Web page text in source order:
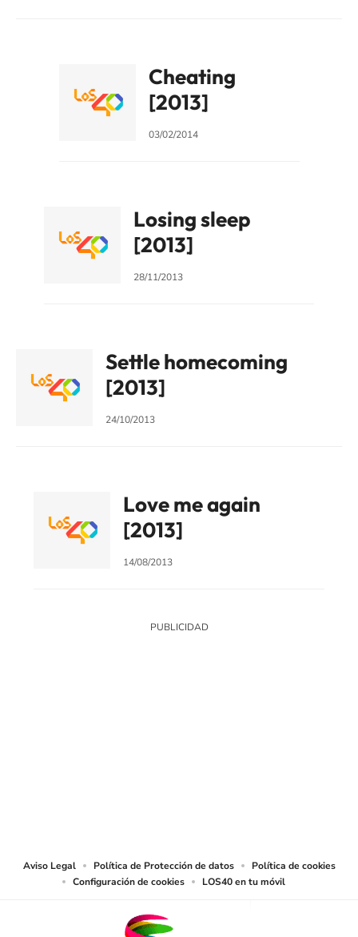
Cheating
[2013]
03/02/2014
Losing sleep
[2013]
28/11/2013
Settle homecoming
[2013]
24/10/2013
Love me again
[2013]
14/08/2013
Aviso Legal Política de Protección de datos
Política de cookies
Configuración de cookies
LOS40 en tu móvil